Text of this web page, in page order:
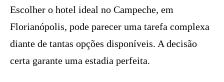
Escolher o hotel ideal no Campeche, em
Florianópolis, pode parecer uma tarefa complexa
diante de tantas opções disponíveis. A decisão
certa garante uma estadia perfeita.